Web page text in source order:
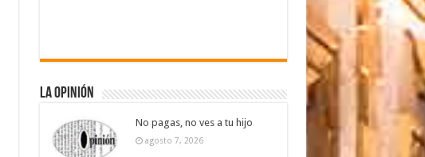
La Opinión
No pagas, no ves a tu hijo
agosto 7, 2026